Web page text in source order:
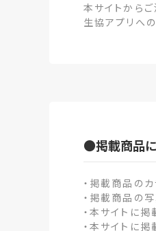
本サイトから
生協アプリへ
●掲載商品
・掲載商品の
・掲載商品の
・本サイトに
・本サイトに